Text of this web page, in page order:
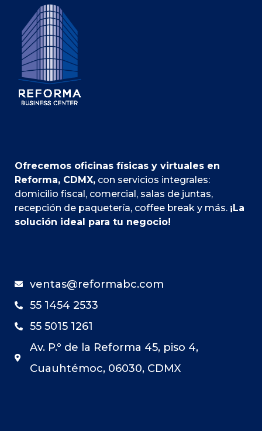
Ofrecemos oficinas físicas y virtuales en
Reforma, CDMX, con servicios integrales:
domicilio fiscal, comercial, salas de juntas,
recepción de paquetería, coffee break y más. ¡La
solución ideal para tu negocio!
ventas@reformabc.com
55 1454 2533
55 5015 1261
Av. P.º de la Reforma 45, piso 4,
Cuauhtémoc, 06030, CDMX